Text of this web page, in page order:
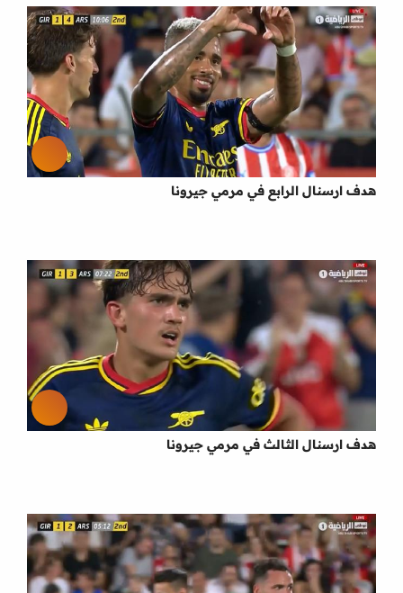
هدف ارسنال الرابع في مرمي جيرونا
هدف ارسنال الثالث في مرمي جيرونا